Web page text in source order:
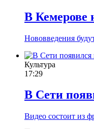
В Кемерове
Нововведения
Культура
17:29
В Сети
Видео состоит из